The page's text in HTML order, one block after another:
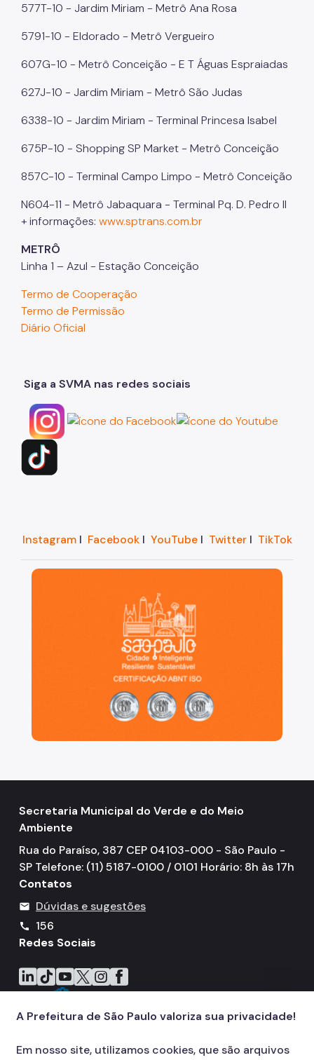
577T-10 - Jardim Miriam - Metrô Ana Rosa
5791-10 - Eldorado - Metrô Vergueiro
607G-10 - Metrô Conceição - E T Águas Espraiadas
627J-10 - Jardim Miriam - Metrô São Judas
6338-10 - Jardim Miriam - Terminal Princesa Isabel
675P-10 - Shopping SP Market - Metrô Conceição
857C-10 - Terminal Campo Limpo - Metrô Conceição
N604-11 - Metrô Jabaquara - Terminal Pq. D. Pedro II
+ informações: www.sptrans.com.br
METRÔ
Linha 1 – Azul - Estação Conceição
Termo de Cooperação
Termo de Permissão
Diário Oficial
Siga a SVMA nas redes sociais
InstagramI FacebookI YouTubeI TwitterI TikTok
São Paulo, cidade inteligente, resiliente e sustentável
Secretaria Municipal do Verde e do Meio
Ambiente
Rua do Paraíso, 387 CEP 04103-000 - São Paulo -
SP Telefone: (11) 5187-0100 / 0101 Horário: 8h às 17h
Contatos
mail Dúvidas e sugestões
call
156
Redes Sociais
Icone do LinkedIn
Icone do TikTok
Icone do YouTube
Icone do X
Icone do Instagram
Icone do Facebook
A Prefeitura de São Paulo valoriza sua privacidade!
Em nosso site, utilizamos cookies, que são arquivos